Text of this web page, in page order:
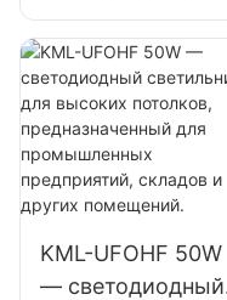
светильников
KML-HB52
мощностью 100
Вт для высоких
пролетов,
предназначенных
для внутренних
помещений, таких
как
KML-UFOHF 50W
— светодиодный